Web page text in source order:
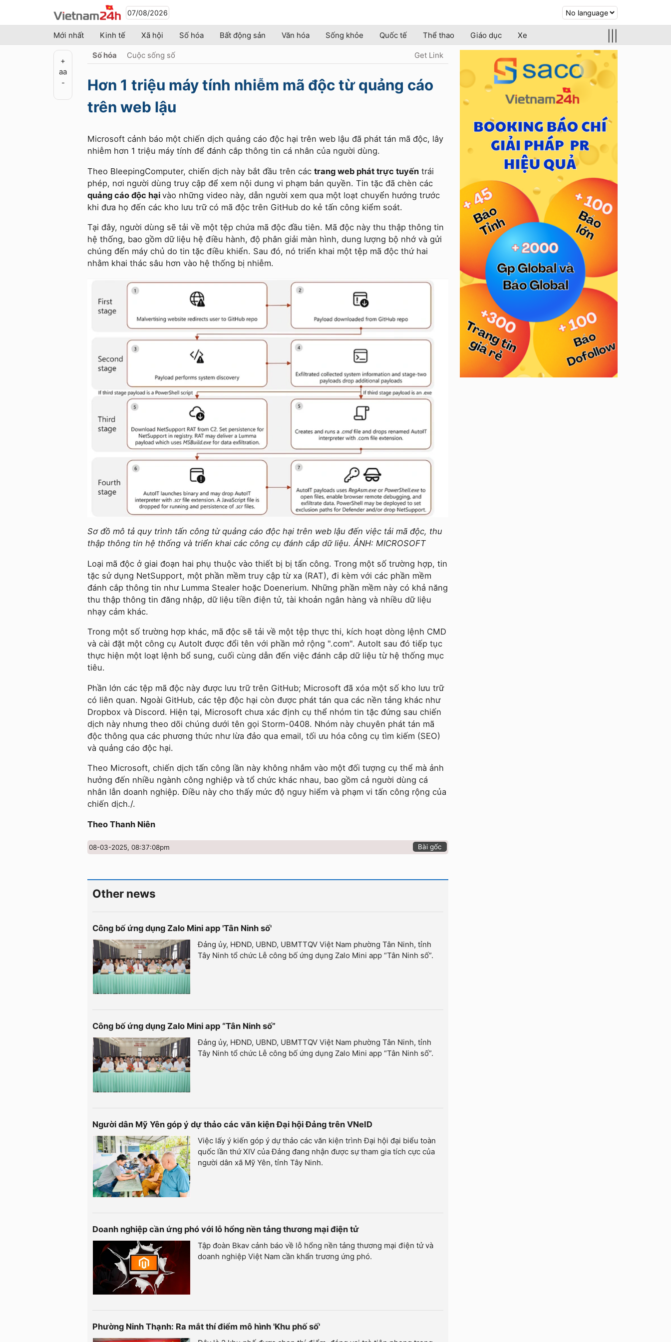
07/08/2026
Mới nhất Kinh tế Xã hội Số hóa Bất động sản Văn hóa Sống khỏe Quốc tế Thể thao Giáo dục Xe
+
aa
-
Số hóa Cuộc sống số Get Link
Hơn 1 triệu máy tính nhiễm mã độc từ quảng cáo
trên web lậu
Microsoft cảnh báo một chiến dịch quảng cáo độc hại trên web lậu đã phát tán mã độc, lây
nhiễm hơn 1 triệu máy tính để đánh cắp thông tin cá nhân của người dùng.
Theo BleepingComputer, chiến dịch này bắt đầu trên các trang web phát trực tuyến trái
phép, nơi người dùng truy cập để xem nội dung vi phạm bản quyền. Tin tặc đã chèn các
quảng cáo độc hại vào những video này, dẫn người xem qua một loạt chuyển hướng trước
khi đưa họ đến các kho lưu trữ có mã độc trên GitHub do kẻ tấn công kiểm soát.
Tại đây, người dùng sẽ tải về một tệp chứa mã độc đầu tiên. Mã độc này thu thập thông tin
hệ thống, bao gồm dữ liệu hệ điều hành, độ phân giải màn hình, dung lượng bộ nhớ và gửi
chúng đến máy chủ do tin tặc điều khiển. Sau đó, nó triển khai một tệp mã độc thứ hai
nhằm khai thác sâu hơn vào hệ thống bị nhiễm.
Sơ đồ mô tả quy trình tấn công từ quảng cáo độc hại trên web lậu đến việc tải mã độc, thu
thập thông tin hệ thống và triển khai các công cụ đánh cắp dữ liệu. ẢNH: MICROSOFT
Loại mã độc ở giai đoạn hai phụ thuộc vào thiết bị bị tấn công. Trong một số trường hợp, tin
tặc sử dụng NetSupport, một phần mềm truy cập từ xa (RAT), đi kèm với các phần mềm
đánh cắp thông tin như Lumma Stealer hoặc Doenerium. Những phần mềm này có khả năng
thu thập thông tin đăng nhập, dữ liệu tiền điện tử, tài khoản ngân hàng và nhiều dữ liệu
nhạy cảm khác.
Trong một số trường hợp khác, mã độc sẽ tải về một tệp thực thi, kích hoạt dòng lệnh CMD
và cài đặt một công cụ AutoIt được đổi tên với phần mở rộng ".com". AutoIt sau đó tiếp tục
thực hiện một loạt lệnh bổ sung, cuối cùng dẫn đến việc đánh cắp dữ liệu từ hệ thống mục
tiêu.
Phần lớn các tệp mã độc này được lưu trữ trên GitHub; Microsoft đã xóa một số kho lưu trữ
có liên quan. Ngoài GitHub, các tệp độc hại còn được phát tán qua các nền tảng khác như
Dropbox và Discord. Hiện tại, Microsoft chưa xác định cụ thể nhóm tin tặc đứng sau chiến
dịch này nhưng theo dõi chúng dưới tên gọi Storm-0408. Nhóm này chuyên phát tán mã
độc thông qua các phương thức như lừa đảo qua email, tối ưu hóa công cụ tìm kiếm (SEO)
và quảng cáo độc hại.
Theo Microsoft, chiến dịch tấn công lần này không nhắm vào một đối tượng cụ thể mà ảnh
hưởng đến nhiều ngành công nghiệp và tổ chức khác nhau, bao gồm cả người dùng cá
nhân lẫn doanh nghiệp. Điều này cho thấy mức độ nguy hiểm và phạm vi tấn công rộng của
chiến dịch./.
Theo Thanh Niên
08-03-2025, 08:37:08pm Bài gốc
Other news
Công bố ứng dụng Zalo Mini app 'Tân Ninh số'
Đảng ủy, HĐND, UBND, UBMTTQV Việt Nam phường Tân Ninh, tỉnh
Tây Ninh tổ chức Lễ công bố ứng dụng Zalo Mini app “Tân Ninh số”.
Công bố ứng dụng Zalo Mini app “Tân Ninh số”
Đảng ủy, HĐND, UBND, UBMTTQV Việt Nam phường Tân Ninh, tỉnh
Tây Ninh tổ chức Lễ công bố ứng dụng Zalo Mini app “Tân Ninh số”.
Người dân Mỹ Yên góp ý dự thảo các văn kiện Đại hội Đảng trên VNeID
Việc lấy ý kiến góp ý dự thảo các văn kiện trình Đại hội đại biểu toàn
quốc lần thứ XIV của Đảng đang nhận được sự tham gia tích cực của
người dân xã Mỹ Yên, tỉnh Tây Ninh.
Doanh nghiệp cần ứng phó với lỗ hổng nền tảng thương mại điện tử
Tập đoàn Bkav cảnh báo về lỗ hổng nền tảng thương mại điện tử và
doanh nghiệp Việt Nam cần khẩn trương ứng phó.
Phường Ninh Thạnh: Ra mắt thí điểm mô hình 'Khu phố số'